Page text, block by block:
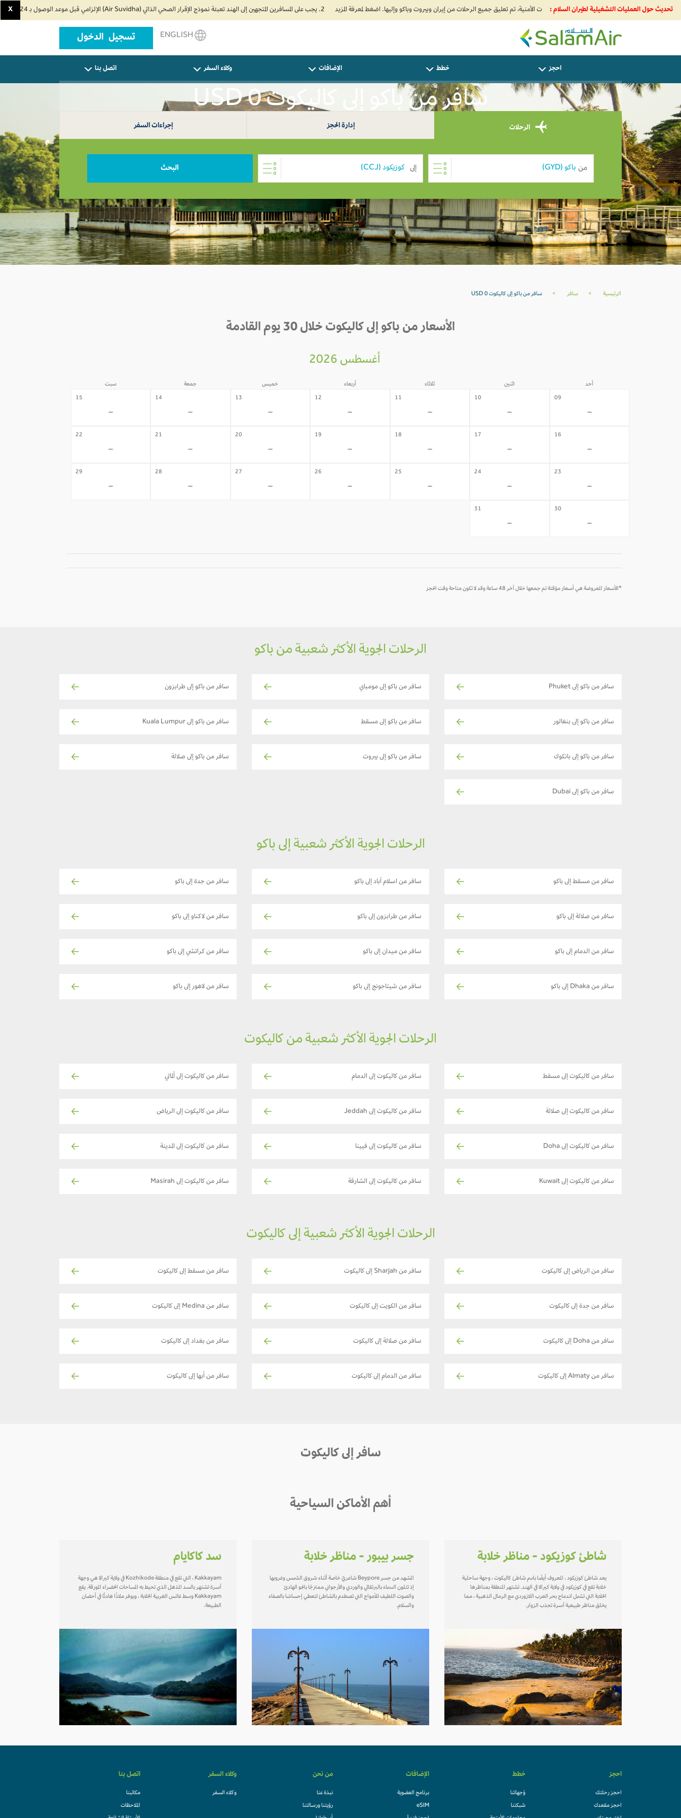
تحديث حول العمليات التشغيلية لطيران السلام : 2. يجب على المسافرين المتجهين إلى الهند تعبئة نموذج الإقرار الصحي الذاتي (Air Suvidha) الإلزامي قبل موعد الوصول بـ 24 ساعة على الأقل. اضغط هنا للدخول إلى بوابة Air Suvidha. X
SalamAir
تسجيل الدخول
احجز خطط الإضافات وكلاء السفر اتصل بنا
سافر من باكو إلى كاليكوت USD 0
الرحلات إدارة الحجز إجراءات السفر
من إلى البحث
الرئيسية > سافر > سافر من باكو إلى كاليكوت USD 0
الأسعار من باكو إلى كاليكوت خلال 30 يوم القادمة
أغسطس 2026
أحد اثنين ثلاثاء أربعاء خميس جمعة سبت
09
-
10
-
11
-
12
-
13
-
14
-
15
-
16
-
17
-
18
-
19
-
20
-
21
-
22
-
23
-
24
-
25
-
26
-
27
-
28
-
29
-
30
-
31
-
*الأسعار المعروضة هي أسعار مؤقتة تم جمعها خلال آخر 48 ساعة وقد لا تكون متاحة وقت الحجز
الرحلات الجوية الأكثر شعبية من باكو
سافر من باكو إلى Phuket سافر من باكو إلى مومباي سافر من باكو إلى طرابزون
سافر من باكو إلى بنغالور سافر من باكو إلى مسقط سافر من باكو إلى Kuala Lumpur
سافر من باكو إلى بانكوك سافر من باكو إلى بيروت سافر من باكو إلى صلالة
سافر من باكو إلى Dubai
الرحلات الجوية الأكثر شعبية إلى باكو
سافر من مسقط إلى باكو سافر من اسلام آباد إلى باكو سافر من جدة إلى باكو
سافر من صلالة إلى باكو سافر من طرابزون إلى باكو سافر من لاكناو إلى باكو
سافر من الدمام إلى باكو سافر من ميدان إلى باكو سافر من كراتشي إلى باكو
سافر من Dhaka إلى باكو سافر من شيتاجونج إلى باكو سافر من لاهور إلى باكو
الرحلات الجوية الأكثر شعبية من كاليكوت
سافر من كاليكوت إلى مسقط سافر من كاليكوت إلى الدمام سافر من كاليكوت إلى ألماتي
سافر من كاليكوت إلى صلالة سافر من كاليكوت إلى Jeddah سافر من كاليكوت إلى الرياض
سافر من كاليكوت إلى Doha سافر من كاليكوت إلى فيينا سافر من كاليكوت إلى المدينة
سافر من كاليكوت إلى Kuwait سافر من كاليكوت إلى الشارقة سافر من كاليكوت إلى Masirah
الرحلات الجوية الأكثر شعبية إلى كاليكوت
سافر من الرياض إلى كاليكوت سافر من Sharjah إلى كاليكوت سافر من مسقط إلى كاليكوت
سافر من جدة إلى كاليكوت سافر من الكويت إلى كاليكوت سافر من Medina إلى كاليكوت
سافر من Doha إلى كاليكوت سافر من صلالة إلى كاليكوت سافر من بغداد إلى كاليكوت
سافر من Almaty إلى كاليكوت سافر من الدمام إلى كاليكوت سافر من أبها إلى كاليكوت
سافر إلى كاليكوت
أهم الأماكن السياحية
شاطئ كوزيكود - مناظر خلابة
يعد شاطئ كوزيكود ، المعروف أيضًا باسم شاطئ كاليكوت ، وجهة ساحلية
خلابة تقع في كوزيكود في ولاية كيرالا في الهند. تشتهر المنطقة بمناظرها
الخلابة التي تشمل اندماج بحر العرب اللازوردي مع الرمال الذهبية ، مما
يخلق مناظر طبيعية آسرة تجذب الزوار.
جسر بيبور - مناظر خلابة
المشهد من جسر Beypore شاعريٌ خاصة أثناء شروق الشمس وغروبها
إذ تتلون السماء بالبرتقالي والوردي والأرجواني ممتزجًا بالجو الهادئ
والصوت اللطيف للأمواج التي تصطدم بالشاطئ لتعطي إحساسًا بالصفاء
والسلام.
سد كاكايام
Kakkayam ، التي تقع في منطقة Kozhikode في ولاية كيرالا هي وجهة
آسرة تشتهر بالسد المذهل الذي تحيط به المساحات الخضراء المورقة. يقع
Kakkayam وسط غاتس الغربية الخلابة ، ويوفر ملاذًا هادئًا في أحضان
الطبيعة.
احجز
احجز رحلتك
احجز مقعدك
خطط
وُجهاتنا
شبكتنا
الإضافات
برنامج العضوية
eSIM
من نحن
نبذة عنا
رؤيتنا ورسالتنا
وكلاء السفر
وكلاء السفر
اتصل بنا
مكاتبنا
الملاحظات